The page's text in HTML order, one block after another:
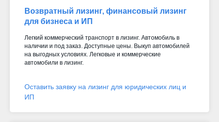
Возвратный лизинг, финансовый лизинг
для бизнеса и ИП
Легкий коммерческий транспорт в лизинг. Автомобиль в
наличии и под заказ. Доступные цены. Выкуп автомобилей
на выгодных условиях. Легковые и коммерческие
автомобили в лизинг.
Оставить заявку на лизинг для юридических лиц и
ИП